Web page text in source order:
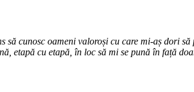
cunosc oameni valoroși cu care mi-aș dori
etapă cu etapă, în loc să mi se pună în față